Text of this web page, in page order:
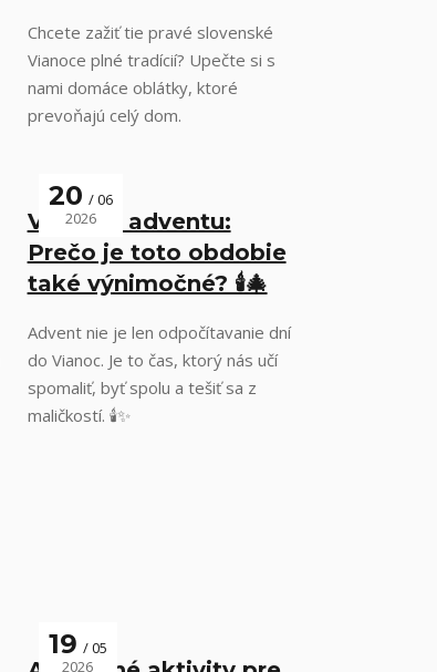
Chcete zažiť tie pravé slovenské
Vianoce plné tradícií? Upečte si s
nami domáce oblátky, ktoré
prevoňajú celý dom.
Význam adventu:
Prečo je toto obdobie
také výnimočné? 🕯️🎄
20
06
2026
Advent nie je len odpočítavanie dní
do Vianoc. Je to čas, ktorý nás učí
spomaliť, byť spolu a tešiť sa z
maličkostí. 🕯️✨
19
05
2026